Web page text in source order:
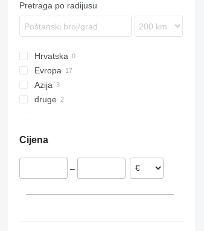
Pretraga po radijusu
Hrvatska
Evropa
Slovenija
Njemačka
Poljska
Azija
Japan
druge
Cijena
–